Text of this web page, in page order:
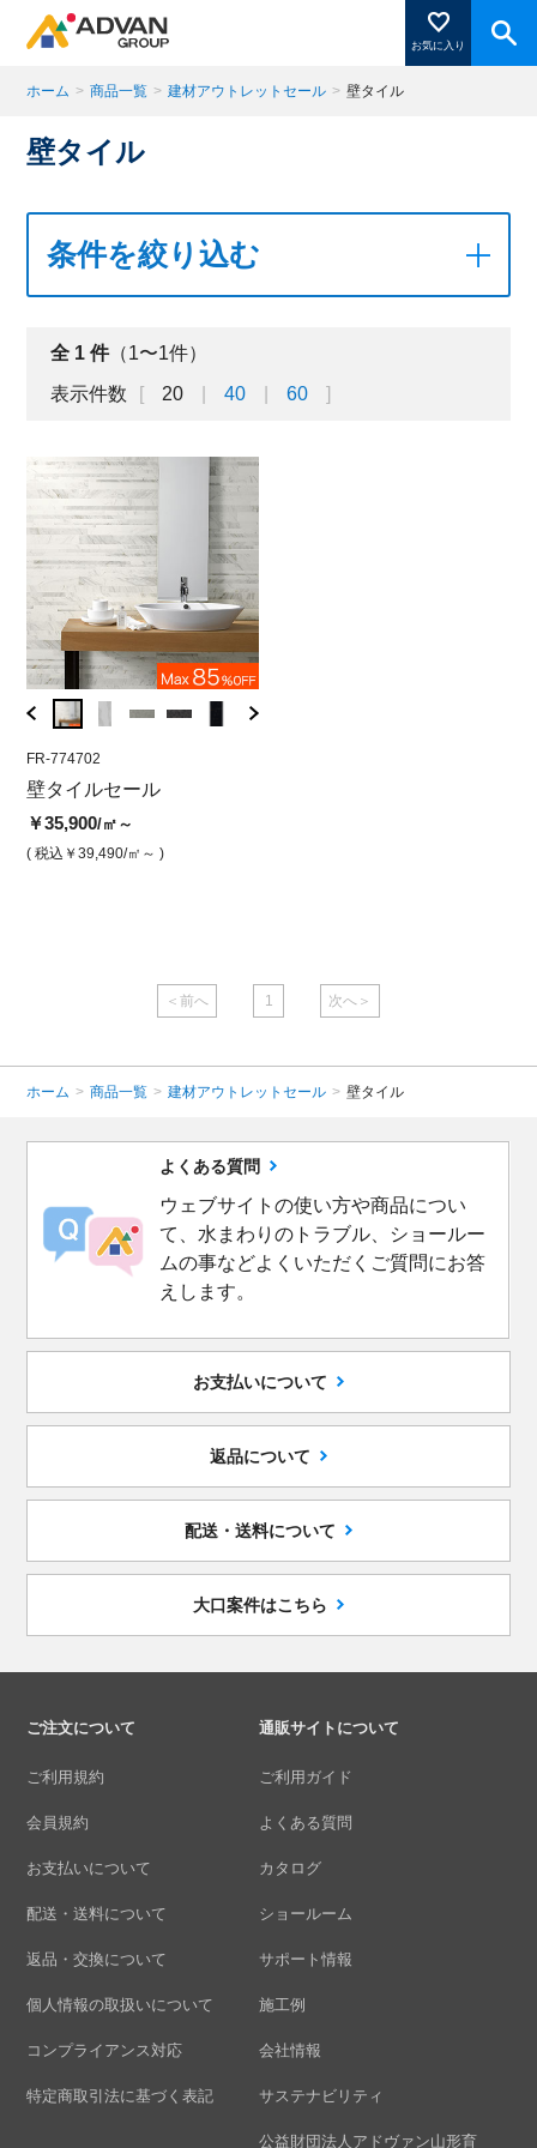
お気に入り
商品ページにある「お気に入り登録」を押すと登録した
閉じる
ホーム > 商品一覧 > 建材アウトレットセール > 壁タイル
壁タイル
条件を絞り込む
全 1 件（1〜1件）
表示件数
20 40 60
FR-774702
壁タイルセール
￥35,900/㎡～
( 税込￥39,490/㎡～ )
＜前へ 1 次へ＞
ホーム > 商品一覧 > 建材アウトレットセール > 壁タイル
よくある質問
ウェブサイトの使い方や商品につい
て、水まわりのトラブル、ショールー
ムの事などよくいただくご質問にお答
えします。
お支払いについて
返品について
配送・送料について
大口案件はこちら
ご注文について
ご利用規約
会員規約
お支払いについて
配送・送料について
返品・交換について
個人情報の取扱いについて
コンプライアンス対応
特定商取引法に基づく表記
通販サイトについて
ご利用ガイド
よくある質問
カタログ
ショールーム
サポート情報
施工例
会社情報
サステナビリティ
公益財団法人アドヴァン山形育